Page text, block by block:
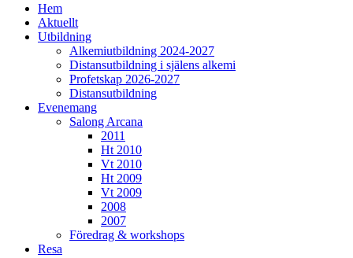
Hem
Aktuellt
Utbildning
Alkemiutbildning 2024-2027
Distansutbildning i själens alkemi
Profetskap 2026-2027
Distansutbildning
Evenemang
Salong Arcana
2011
Ht 2010
Vt 2010
Ht 2009
Vt 2009
2008
2007
Föredrag & workshops
Resa